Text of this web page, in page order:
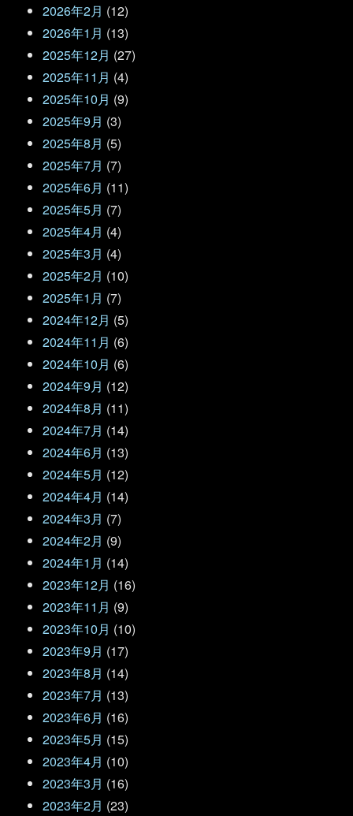
2026年2月 (12)
2026年1月 (13)
2025年12月 (27)
2025年11月 (4)
2025年10月 (9)
2025年9月 (3)
2025年8月 (5)
2025年7月 (7)
2025年6月 (11)
2025年5月 (7)
2025年4月 (4)
2025年3月 (4)
2025年2月 (10)
2025年1月 (7)
2024年12月 (5)
2024年11月 (6)
2024年10月 (6)
2024年9月 (12)
2024年8月 (11)
2024年7月 (14)
2024年6月 (13)
2024年5月 (12)
2024年4月 (14)
2024年3月 (7)
2024年2月 (9)
2024年1月 (14)
2023年12月 (16)
2023年11月 (9)
2023年10月 (10)
2023年9月 (17)
2023年8月 (14)
2023年7月 (13)
2023年6月 (16)
2023年5月 (15)
2023年4月 (10)
2023年3月 (16)
2023年2月 (23)